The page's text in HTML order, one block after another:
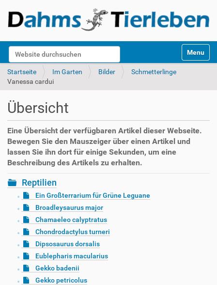
Website durchsuchen
k
Toggle
Startseite Im Garten Bilder
Schmetterlinge
Vanessa cardui
Übersicht
Eine Übersicht der verfügbaren Artikel dieser Webseite.
Bewegen Sie den Mauszeiger über einen Artikel und
lassen Sie ihn dort für einige Sekunden, um eine
Beschreibung des Artikels zu erhalten.
Reptilien
Ein Großterrarium für Grüne Leguane
Broadleysaurus major
Chamaeleo calyptratus
Chondrodactylus turneri
Dipsosaurus dorsalis
Eublepharis macularius
Gekko badenii
Gekko petricolus